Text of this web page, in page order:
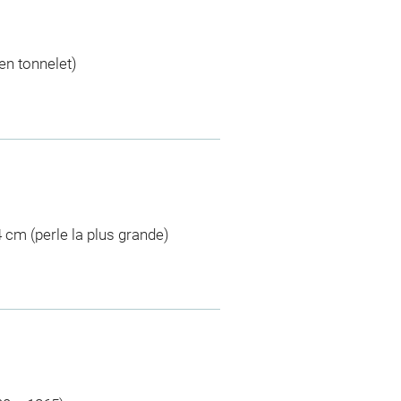
tonnelet)
cm (perle la plus grande)